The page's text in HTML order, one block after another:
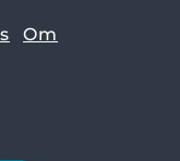
Om